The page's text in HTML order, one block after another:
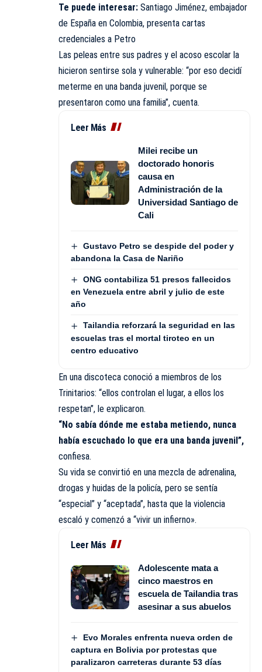
Te puede interesar: Santiago Jiménez, embajador
de España en Colombia, presenta cartas
credenciales a Petro
Las peleas entre sus padres y el acoso escolar la
hicieron sentirse sola y vulnerable: “por eso decidí
meterme en una banda juvenil, porque se
presentaron como una familia”, cuenta.
Leer Más
Milei recibe un
doctorado honoris
causa en
Administración de la
Universidad Santiago de
Cali
Gustavo Petro se despide del poder y
abandona la Casa de Nariño
ONG contabiliza 51 presos fallecidos
en Venezuela entre abril y julio de este
año
Tailandia reforzará la seguridad en las
escuelas tras el mortal tiroteo en un
centro educativo
En una discoteca conoció a miembros de los
Trinitarios: “ellos controlan el lugar, a ellos los
respetan”, le explicaron.
“No sabía dónde me estaba metiendo, nunca
había escuchado lo que era una banda juvenil”,
confiesa.
Su vida se convirtió en una mezcla de adrenalina,
drogas y huidas de la policía, pero se sentía
“especial” y “aceptada”, hasta que la violencia
escaló y comenzó a “vivir un infierno».
Leer Más
Adolescente mata a
cinco maestros en
escuela de Tailandia tras
asesinar a sus abuelos
Evo Morales enfrenta nueva orden de
captura en Bolivia por protestas que
paralizaron carreteras durante 53 días